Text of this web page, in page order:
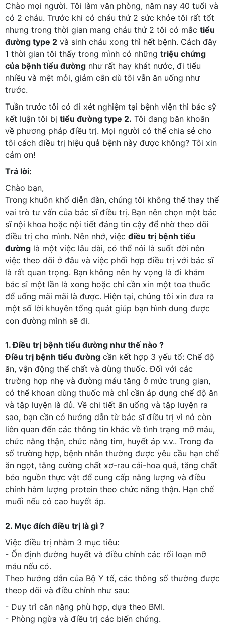
Chào mọi người. Tôi làm văn phòng, năm nay 40 tuổi và
có 2 cháu. Trước khi có cháu thứ 2 sức khỏe tôi rất tốt
nhưng trong thời gian mang cháu thứ 2 tôi có mắc tiểu
đường type 2 và sinh cháu xong thì hết bệnh. Cách đây
1 thời gian tôi thấy trong mình có những triệu chứng
của bệnh tiểu đường như rất hay khát nước, đi tiểu
nhiều và mệt mỏi, giảm cân dù tôi vẫn ăn uống như
trước.
Tuần trước tôi có đi xét nghiệm tại bệnh viện thì bác sỹ
kết luận tôi bị tiểu đường type 2. Tôi đang băn khoăn
về phương pháp điều trị. Mọi người có thể chia sẻ cho
tôi cách điều trị hiệu quả bệnh này được không? Tôi xin
cảm ơn!
Trả lời:
Chào bạn,
Trong khuôn khổ diễn đàn, chúng tôi không thể thay thế
vai trò tư vấn của bác sĩ điều trị. Bạn nên chọn một bác
sĩ nội khoa hoặc nội tiết đáng tin cậy để nhờ theo dõi
điều trị cho mình. Nên nhớ, việc điều trị bệnh tiểu
đường là một việc lâu dài, có thể nói là suốt đời nên
việc theo dõi ở đâu và việc phối hợp điều trị với bác sĩ
là rất quan trọng. Bạn không nên hy vọng là đi khám
bác sĩ một lần là xong hoặc chỉ cần xin một toa thuốc
để uống mãi mãi là được. Hiện tại, chúng tôi xin đưa ra
một số lời khuyên tổng quát giúp bạn hình dung được
con đường mình sẽ đi.
1. Điều trị bệnh tiểu đường như thế nào ?
Điều trị bệnh tiểu đường cần kết hợp 3 yếu tố: Chế độ
ăn, vận động thể chất và dùng thuốc. Đối với các
trường hợp nhẹ và đường máu tăng ở mức trung gian,
có thể khoan dùng thuốc mà chỉ cần áp dụng chế độ ăn
và tập luyện là đủ. Về chi tiết ăn uống và tập luyện ra
sao, bạn cần có hướng dẫn từ bác sĩ điều trị vì nó còn
liên quan đến các thông tin khác về tình trạng mỡ máu,
chức năng thận, chức năng tim, huyết áp v.v.. Trong đa
số trường hợp, bệnh nhân thường được yêu cầu hạn chế
ăn ngọt, tăng cường chất xơ-rau cải-hoa quả, tăng chất
béo nguồn thực vật để cung cấp năng lượng và điều
chỉnh hàm lượng protein theo chức năng thận. Hạn chế
muối nếu có cao huyết áp.
2. Mục đích điều trị là gì ?
Việc điều trị nhằm 3 mục tiêu:
- Ổn định đường huyết và điều chỉnh các rối loạn mỡ
máu nếu có.
Theo hướng dẫn của Bộ Y tế, các thông số thường được
theop dõi và điều chỉnh như sau:
- Duy trì cân nặng phù hợp, dựa theo BMI.
- Phòng ngừa và điều trị các biến chứng.